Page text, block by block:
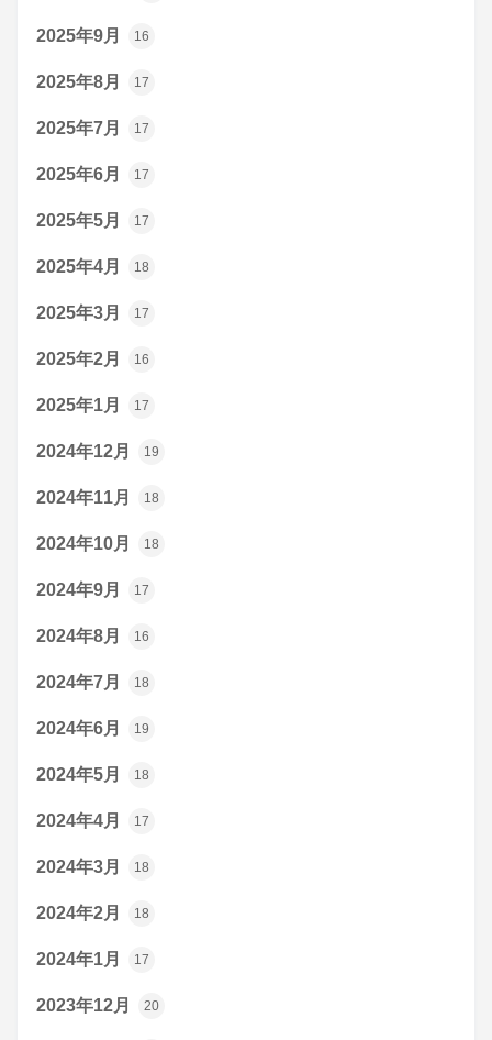
2025年9月 16
2025年8月 17
2025年7月 17
2025年6月 17
2025年5月 17
2025年4月 18
2025年3月 17
2025年2月 16
2025年1月 17
2024年12月 19
2024年11月 18
2024年10月 18
2024年9月 17
2024年8月 16
2024年7月 18
2024年6月 19
2024年5月 18
2024年4月 17
2024年3月 18
2024年2月 18
2024年1月 17
2023年12月 20